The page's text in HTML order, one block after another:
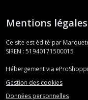
Mentions légales
Ce site est édité par
SIREN : 51940171500015
Hébergement via
Gestion des cookies
Données personnelles